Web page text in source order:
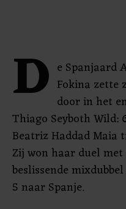
D e Spanjaard
Fokina zette
door in het
Thiago Seyboth Wild:
Beatriz Haddad Maia
Zij won haar duel met
beslissende
5 naar Spanje.